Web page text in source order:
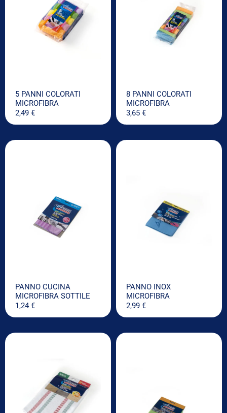
5 PANNI COLORATI
MICROFIBRA
2,49 €
8 PANNI COLORATI
MICROFIBRA
3,65 €
PANNO CUCINA
MICROFIBRA SOTTILE
1,24€
PANNO INOX
MICROFIBRA
2,99 €